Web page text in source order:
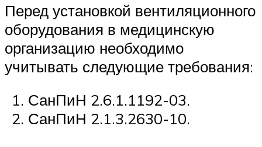
Перед установкой вентиляционного
оборудования в медицинскую
организацию необходимо
учитывать следующие требования:
СанПиН 2.6.1.1192-03.
СанПиН 2.1.3.2630-10.